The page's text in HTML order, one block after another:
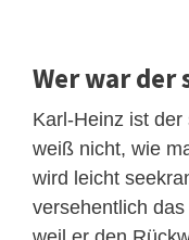
Wer war der
Karl-Heinz ist
weiß nicht, wie
wird leicht
versehentlich